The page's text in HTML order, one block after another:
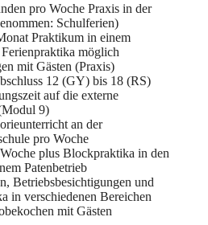
pro Woche Praxis in der
Schulferien)
Praktikum in einem
möglich
mit Gästen (Praxis)
12 (GY) bis 18 (RS)
auf die externe
9)
an der
pro Woche
plus Blockpraktika in den
Patenbetrieb
Betriebsbesichtigungen und
in verschiedenen Bereichen
mit Gästen